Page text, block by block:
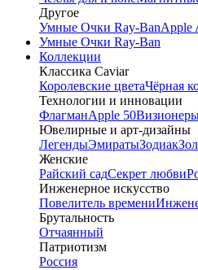
Другое
Умные Очки Ray-BanApple
Умные Очки Ray-Ban
Коллекции
Классика Caviar
Королевские цветаЧёрная
Технологии и инновации
ФлагманApple 50
Ювелирные и арт-дизайны
ЛегендыЭмиратыЗодиак
Женские
Райский садСекрет любви
Инженерное искусство
Повелитель времени
Брутальность
Отчаянный
Патриотизм
Россия